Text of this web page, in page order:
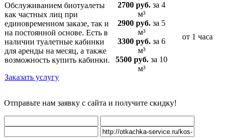
Обслуживанием биотуалеты
как частных лиц при
единовременном заказе, так и
на постоянной основе. Есть в
наличии туалетные кабинки
для аренды на месяц, а также
возможность купить кабинки.
Заказать услугу
2700 руб. за 4
м³
2900 руб. за 5
м³
3300 руб. за 6
м³
5500 руб. за 10
м³
от 1 часа
Отправьте нам заявку с сайта и получите скидку!